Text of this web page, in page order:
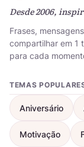
Desde 2006,
Frases,
compartilhar em 1
para cada
TEMAS
Aniversário
Motivação